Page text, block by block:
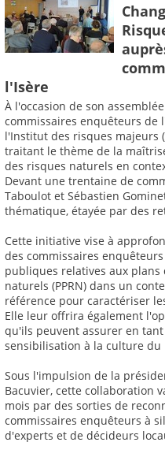
l'Isère
À l'occasion de son
commissaires enquêteurs de
l'Institut des risques majeurs
traitant le thème de la
des risques naturels en
Devant une trentaine de
Taboulot et Sébastien
thématique, étayée par des
Cette initiative vise à
des commissaires
publiques relatives aux
naturels (PPRN) dans un
référence pour caractériser
Elle leur offrira également
qu'ils peuvent assurer en
sensibilisation à la culture du
Sous l'impulsion de la
Bacuvier, cette collaboration
mois par des sorties de
commissaires enquêteurs à
d'experts et de décideurs